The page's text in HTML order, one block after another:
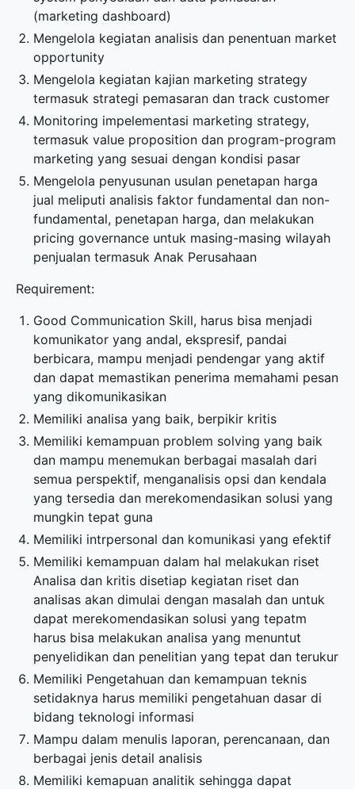
(marketing dashboard)
Mengelola kegiatan analisis dan penentuan market
opportunity
Mengelola kegiatan kajian marketing strategy
termasuk strategi pemasaran dan track customer
Monitoring impelementasi marketing strategy,
termasuk value proposition dan program-program
marketing yang sesuai dengan kondisi pasar
Mengelola penyusunan usulan penetapan harga
jual meliputi analisis faktor fundamental dan non-
fundamental, penetapan harga, dan melakukan
pricing governance untuk masing-masing wilayah
penjualan termasuk Anak Perusahaan
Requirement:
Good Communication Skill, harus bisa menjadi
komunikator yang andal, ekspresif, pandai
berbicara, mampu menjadi pendengar yang aktif
dan dapat memastikan penerima memahami pesan
yang dikomunikasikan
Memiliki analisa yang baik, berpikir kritis
Memiliki kemampuan problem solving yang baik
dan mampu menemukan berbagai masalah dari
semua perspektif, menganalisis opsi dan kendala
yang tersedia dan merekomendasikan solusi yang
mungkin tepat guna
Memiliki intrpersonal dan komunikasi yang efektif
Memiliki kemampuan dalam hal melakukan riset
Analisa dan kritis disetiap kegiatan riset dan
analisas akan dimulai dengan masalah dan untuk
dapat merekomendasikan solusi yang tepatm
harus bisa melakukan analisa yang menuntut
penyelidikan dan penelitian yang tepat dan terukur
Memiliki Pengetahuan dan kemampuan teknis
setidaknya harus memiliki pengetahuan dasar di
bidang teknologi informasi
Mampu dalam menulis laporan, perencanaan, dan
berbagai jenis detail analisis
Memiliki kemapuan analitik sehingga dapat